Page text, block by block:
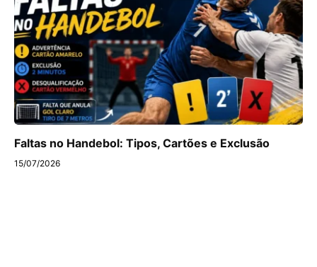
Faltas no Handebol: Tipos, Cartões e Exclusão
15/07/2026